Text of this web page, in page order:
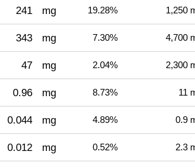
241 mg 19.28% 1,250
343 mg 7.30% 4,700
47 mg 2.04% 2,300
0.96 mg 8.73% 11
0.044 mg 4.89% 0.9
0.012 mg 0.52% 2.3